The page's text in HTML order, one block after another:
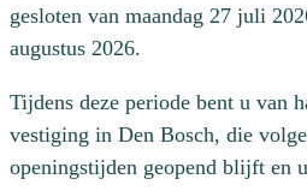
gesloten van maandag 27 juli
augustus 2026.
Tijdens deze periode bent u van
vestiging in Den Bosch, die
openingstijden geopend blijft en